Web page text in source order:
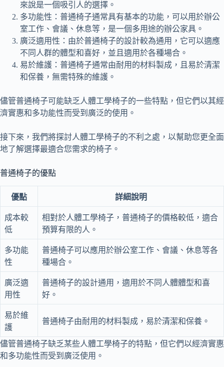
來說是一個吸引人的選擇。
多功能性：普通椅子通常具有基本的功能，可以用於辦公
室工作、會議、休息等，是一個多用途的辦公家具。
廣泛適用性：由於普通椅子的設計較為通用，它可以適應
不同人群的體型和喜好，並且適用於各種場合。
易於維護：普通椅子通常由耐用的材料製成，且易於清潔
和保養，無需特殊的維護。
儘管普通椅子可能缺乏人體工學椅子的一些特點，但它們以其經
濟實惠和多功能性而受到廣泛的使用。
接下來，我們將探討人體工學椅子的不利之處，以幫助您更全面
地了解選擇最適合您需求的椅子。
普通椅子的優點
優點 詳細說明
成本較
低
相對於人體工學椅子，普通椅子的價格較低，適合
預算有限的人。
多功能
性
普通椅子可以應用於辦公室工作、會議、休息等各
種場合。
廣泛適
用性
普通椅子的設計通用，適用於不同人體體型和喜
好。
易於維
護
普通椅子由耐用的材料製成，易於清潔和保養。
儘管普通椅子缺乏某些人體工學椅子的特點，但它們以經濟實惠
和多功能性而受到廣泛使用。